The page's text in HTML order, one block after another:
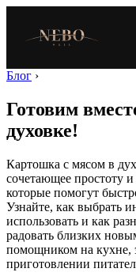
Блог ›
Готовим
духовке!
Картошка с мясом в
сочетающее простоту
которые помогут
Узнайте, как выбрать
использовать и как
радовать близких
помощником на кухне,
приготовлении